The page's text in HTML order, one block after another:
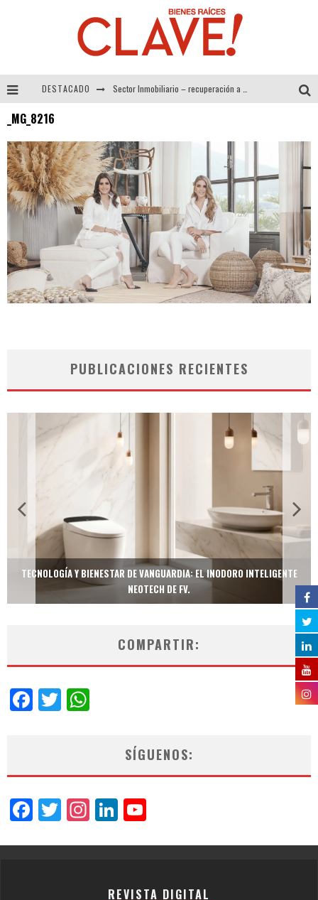
DESTACADO
El Despertar de la Calidez: Acabados Dorados de FV para Elevar tu Espacio
_MG_8216
PUBLICACIONES RECIENTES
TECNOLOGÍA Y BIENESTAR DE VANGUARDIA: EL INODORO INTELIGENTE
NEOTECH DE FV.
COMPARTIR:
Facebook
Twitter
SÍGUENOS:
Facebook
Twitter
Instagram
LinkedIn
REVISTA DIGITAL